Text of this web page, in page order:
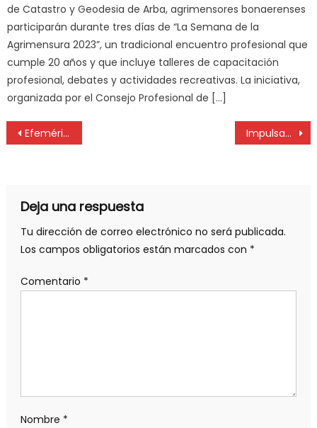
de Catastro y Geodesia de Arba, agrimensores bonaerenses
participarán durante tres días de “La Semana de la
Agrimensura 2023”, un tradicional encuentro profesional que
cumple 20 años y que incluye talleres de capacitación
profesional, debates y actividades recreativas. La iniciativa,
organizada por el Consejo Profesional de […]
Efemérides del 28 de agosto Impulsan energía alternativa para la Ciudad, jornada en Olmos
Deja una respuesta
Tu dirección de correo electrónico no será publicada.
Los campos obligatorios están marcados con *
Comentario *
Nombre *